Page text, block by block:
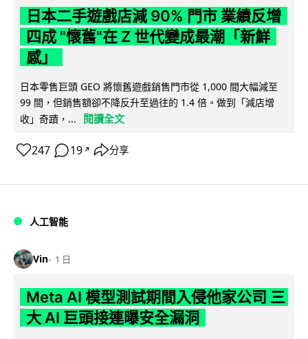
日本二手遊戲店減 90% 門市 業績反增
四成 "懷舊"在 Z 世代變成最潮「新鮮
感」
日本零售巨頭 GEO 將懷舊遊戲銷售門市從 1,000 間大幅減至
99 間，但銷售額卻不降反升至過往的 1.4 倍。做到「減店增
收」奇蹟，...
閱讀全文
247 19 ↗ 分享
人工智能
Vin 1 日
Meta AI 模型測試期間入侵他家公司 三
大 AI 巨頭接連曝安全漏洞